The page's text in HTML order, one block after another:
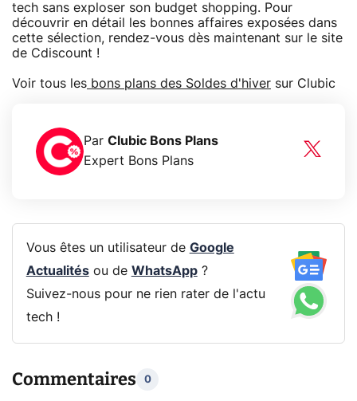
tech sans exploser son budget shopping. Pour
découvrir en détail les bonnes affaires exposées dans
cette sélection, rendez-vous dès maintenant sur le site
de Cdiscount !
Voir tous les bons plans des Soldes d'hiver sur Clubic
Par Clubic Bons Plans
Expert Bons Plans
Vous êtes un utilisateur de Google
Actualitésou de WhatsApp?
Suivez-nous pour ne rien rater de l'actu
tech !
Commentaires 0